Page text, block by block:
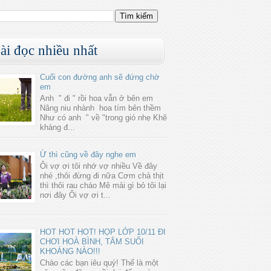
đọc nhiều nhất
Cuối con đường anh sẽ đứng chờ
em
Anh " đi " rồi hoa vẫn ở bên em
Nâng niu nhành hoa tím bên thềm
Như có anh " về "trong gió nhẹ Khẽ
khàng đ...
Ừ thì cũng về đây nghe em
Ôi vợ ơi tôi nhớ vợ nhiều Về đây
nhé ,thôi đừng đi nữa Cơm chả thịt
thì thôi rau cháo Mê mải gì bỏ tôi lại
nơi đây Ôi vợ ơi t...
HOT HOT HOT! HỌP LỚP 10/11 ĐI
CHƠI HOÀ BÌNH, TẮM SUỐI
KHOÁNG NÀO!!!
Chào các bạn iêu quý! Thế là một